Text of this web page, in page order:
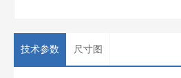
技术参数 尺寸图